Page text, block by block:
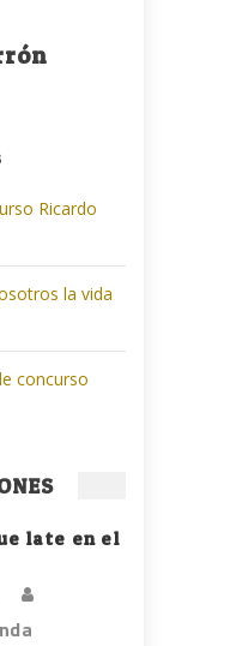
Ricardo
la vida
concurso
late en el